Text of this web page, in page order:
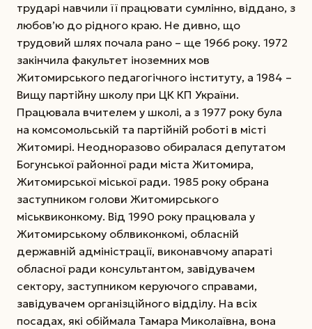
трударі навчили її працювати сумлінно, віддано, з
любов’ю до рідного краю. Не дивно, що
трудовий шлях почала рано – ще 1966 року. 1972
закінчила факультет іноземних мов
Житомирського педагогічного інституту, а 1984 –
Вищу партійну школу при ЦК КП України.
Працювала вчителем у школі, а з 1977 року була
на комсомольській та партійній роботі в місті
Житомирі. Неодноразово обиралася депутатом
Богунської районної ради міста Житомира,
Житомирської міської ради. 1985 року обрана
заступником голови Житомирського
міськвиконкому. Від 1990 року працювала у
Житомирському облвиконкомі, обласній
державній адміністрації, виконавчому апараті
обласної ради консультантом, завідувачем
сектору, заступником керуючого справами,
завідувачем організційного відділу. На всіх
посадах, які обіймала Тамара Миколаївна, вона